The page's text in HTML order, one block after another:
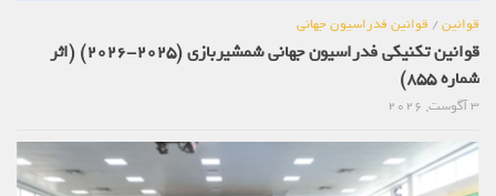
قوانین/قوانین فدراسیون جهانی
قوانین تکنیکی فدراسیون جهانی شمشیربازی (2025-2026) (اثر
شماره 855)